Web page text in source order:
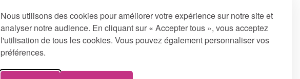
Nous utilisons des cookies pour améliorer votre expérience sur notre site et
analyser notre audience. En cliquant sur « Accepter tous », vous acceptez
l'utilisation de tous les cookies. Vous pouvez également personnaliser vos
préférences.